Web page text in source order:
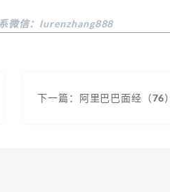
微信：lurenzhang888
下一篇：阿里巴巴面经（76）